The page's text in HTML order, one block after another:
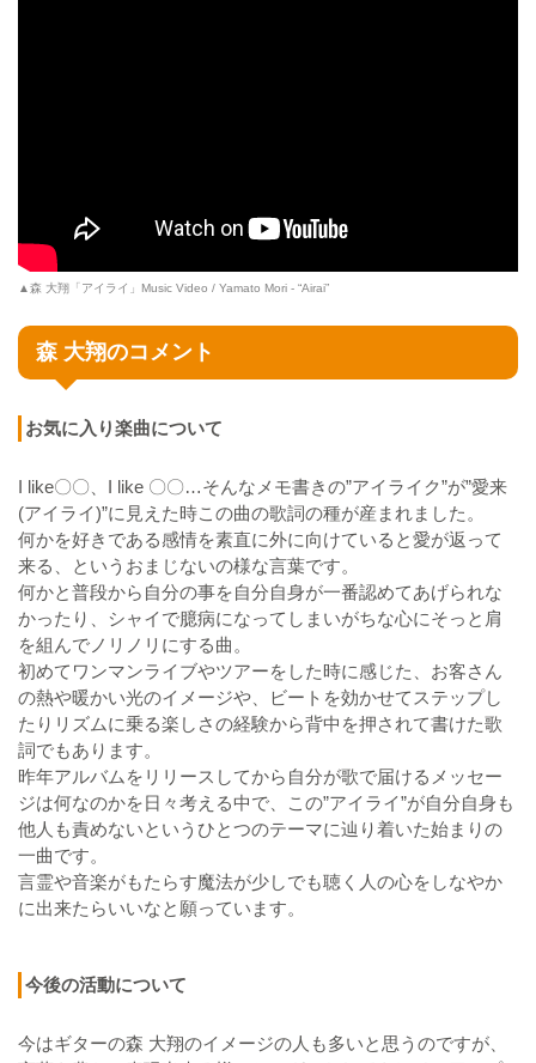
▲森 大翔「アイライ」Music Video / Yamato Mori - “Airai”
森 大翔のコメント
お気に入り楽曲について
I like〇〇、I like 〇〇…そんなメモ書きの”アイライク”が”愛来
(アイライ)”に見えた時この曲の歌詞の種が産まれました。
何かを好きである感情を素直に外に向けていると愛が返って
来る、というおまじないの様な言葉です。
何かと普段から自分の事を自分自身が一番認めてあげられな
かったり、シャイで臆病になってしまいがちな心にそっと肩
を組んでノリノリにする曲。
初めてワンマンライブやツアーをした時に感じた、お客さん
の熱や暖かい光のイメージや、ビートを効かせてステップし
たりリズムに乗る楽しさの経験から背中を押されて書けた歌
詞でもあります。
昨年アルバムをリリースしてから自分が歌で届けるメッセー
ジは何なのかを日々考える中で、この”アイライ”が自分自身も
他人も責めないというひとつのテーマに辿り着いた始まりの
一曲です。
言霊や音楽がもたらす魔法が少しでも聴く人の心をしなやか
に出来たらいいなと願っています。
今後の活動について
今はギターの森 大翔のイメージの人も多いと思うのですが、